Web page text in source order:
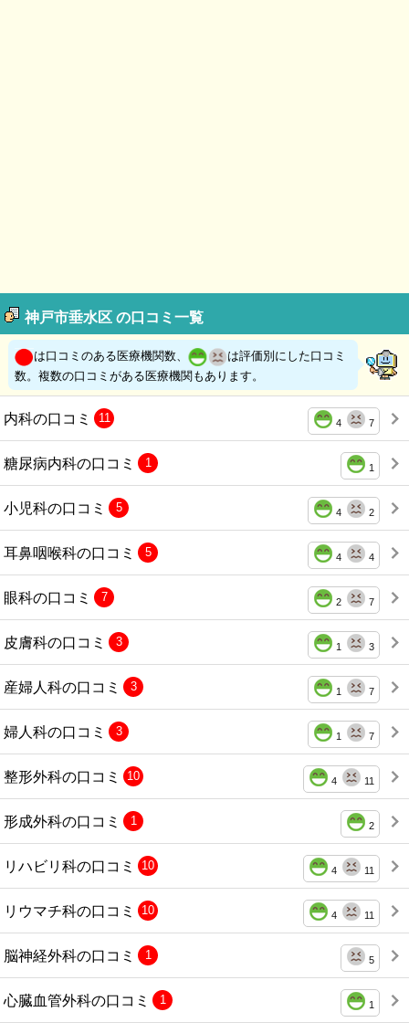
神戸市垂水区 の口コミ一覧
は口コミのある医療機関数、
は評価別にした口コミ
数。複数の口コミがある医療機関もあります。
内科の口コミ 4 7
11
糖尿病内科の口コミ 1
1
小児科の口コミ 4 2
5
耳鼻咽喉科の口コミ 4 4
5
眼科の口コミ 2 7
7
皮膚科の口コミ 1 3
3
産婦人科の口コミ 1 7
3
婦人科の口コミ 1 7
3
整形外科の口コミ 4 11
10
形成外科の口コミ 2
1
リハビリ科の口コミ 4 11
10
リウマチ科の口コミ 4 11
10
脳神経外科の口コミ 5
1
心臓血管外科の口コミ 1
1